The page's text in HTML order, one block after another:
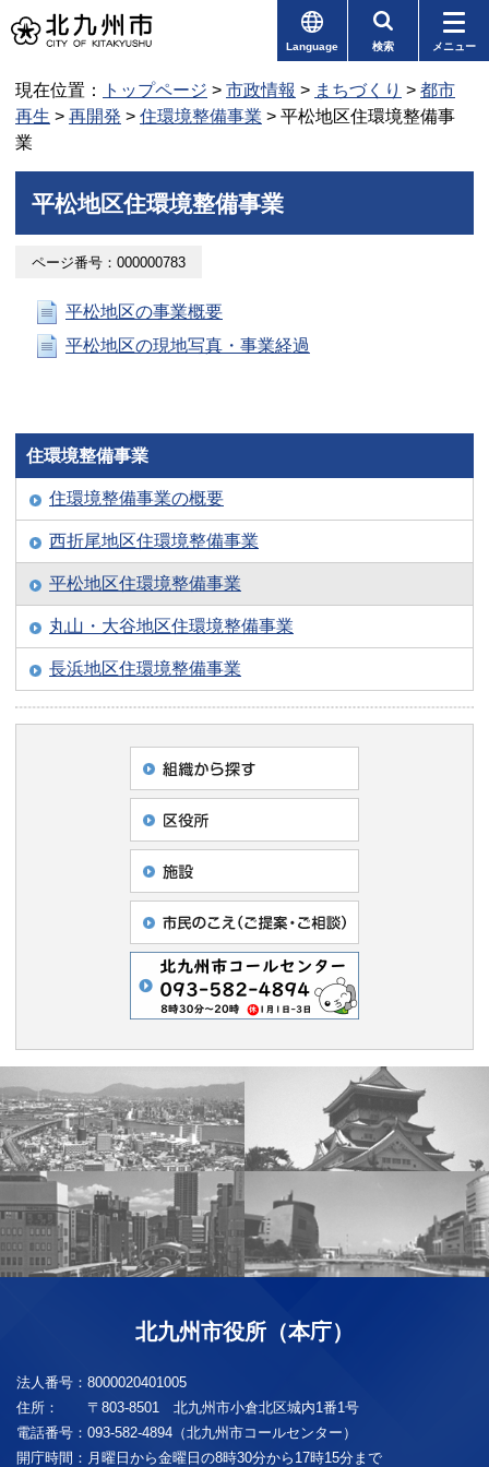
Language 検索 メニュー
現在位置： トップページ > 市政情報 > まちづくり > 都市
再生 > 再開発 > 住環境整備事業 > 平松地区住環境整備事
業
平松地区住環境整備事業
ページ番号：000000783
平松地区の事業概要
平松地区の現地写真・事業経過
住環境整備事業
住環境整備事業の概要
西折尾地区住環境整備事業
平松地区住環境整備事業
丸山・大谷地区住環境整備事業
長浜地区住環境整備事業
北九州市役所（本庁）
法人番号： 8000020401005
住所：
〒803-8501 北九州市小倉北区城内1番1号
電話番号： 093-582-4894（北九州市コールセンター）
開庁時間： 月曜日から金曜日の8時30分から17時15分まで